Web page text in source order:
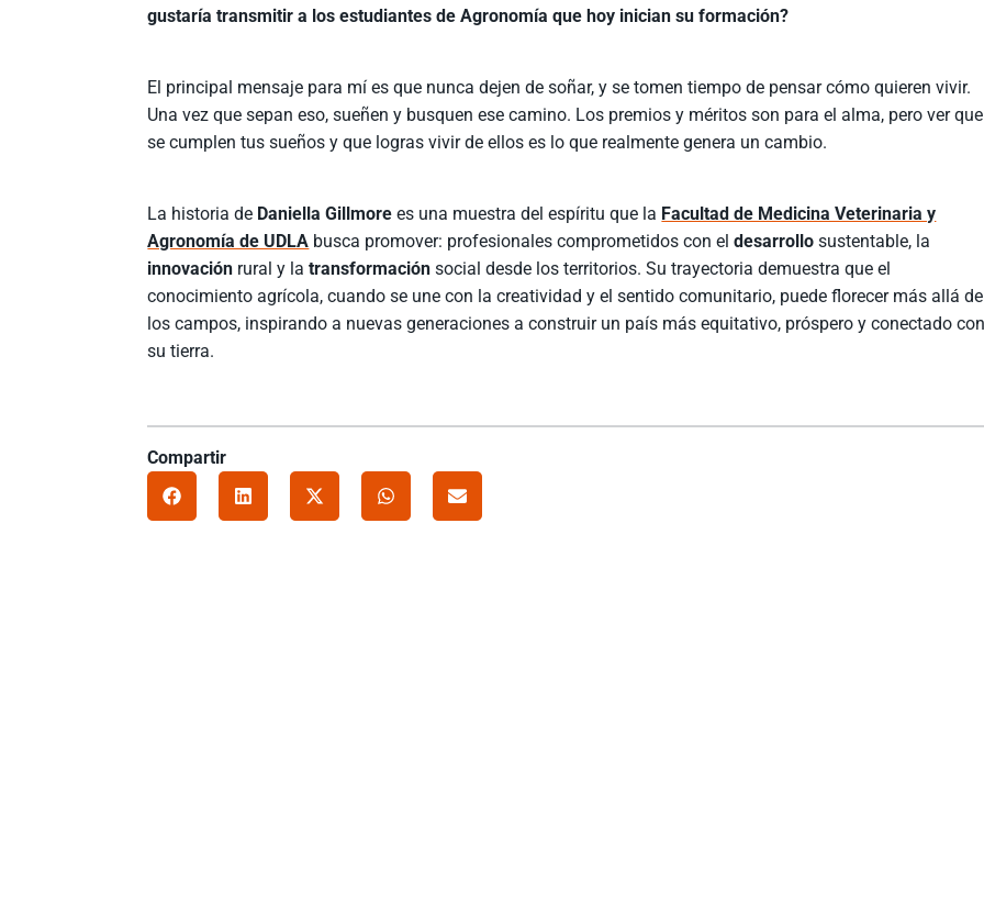
gustaría transmitir a los estudiantes de Agronomía que hoy inician su formación?
El principal mensaje para mí es que nunca dejen de soñar, y se tomen tiempo de pensar cómo quieren vivir.
Una vez que sepan eso, sueñen y busquen ese camino. Los premios y méritos son para el alma, pero ver que
se cumplen tus sueños y que logras vivir de ellos es lo que realmente genera un cambio.
La historia de Daniella Gillmore es una muestra del espíritu que la Facultad de Medicina Veterinaria y
Agronomía de UDLA busca promover: profesionales comprometidos con el desarrollosustentable, la
innovación rural y la transformación social desde los territorios. Su trayectoria demuestra que el
conocimiento agrícola, cuando se une con la creatividad y el sentido comunitario, puede florecer más allá de
los campos, inspirando a nuevas generaciones a construir un país más equitativo, próspero y conectado
su tierra.
Compartir